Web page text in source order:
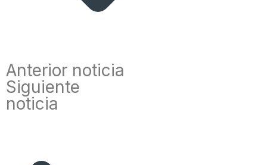
Anterior noticia
Siguiente
noticia